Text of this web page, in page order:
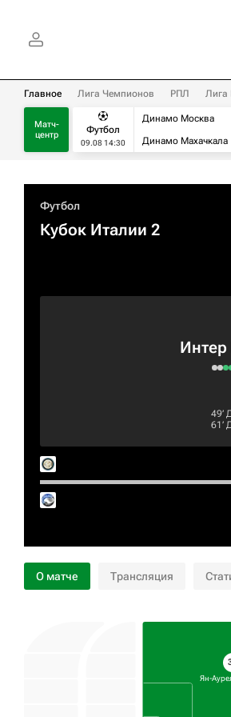
Главное Лига Чемпионов РПЛ Лига
Матч-
центр
Футбол
09.08 14:30
Динамо Москва
Динамо Махачкала
Футбол
Кубок Италии 2
49‎’‎
61‎’‎
О матче Трансляция
Ян-